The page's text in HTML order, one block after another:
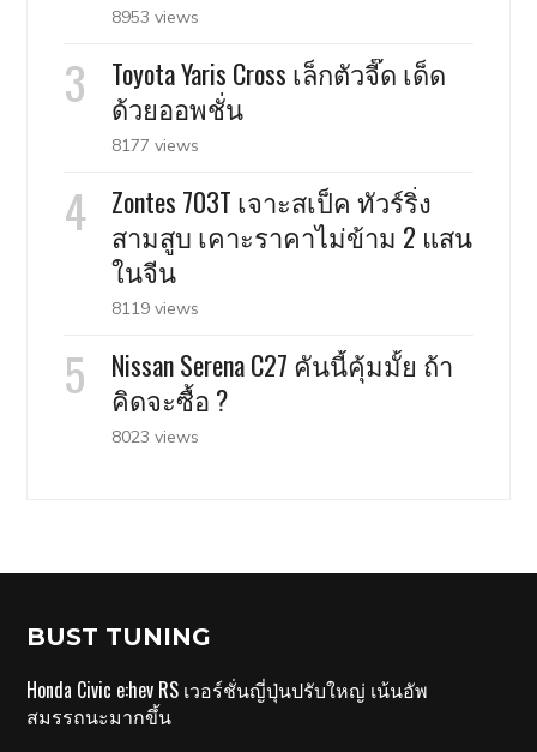
8953 views
Toyota Yaris Cross เล็กตัวจี๊ด เด็ด
ด้วยออพชั่น
8177 views
Zontes 703T เจาะสเป็ค ทัวร์ริ่ง
สามสูบ เคาะราคาไม่ข้าม 2 แสน
ในจีน
8119 views
Nissan Serena C27 คันนี้คุ้มมั้ย ถ้า
คิดจะซื้อ ?
8023 views
BUST TUNING
Honda Civic e:hev RS เวอร์ชั่นญี่ปุ่นปรับใหญ่ เน้นอัพ
สมรรถนะมากขึ้น